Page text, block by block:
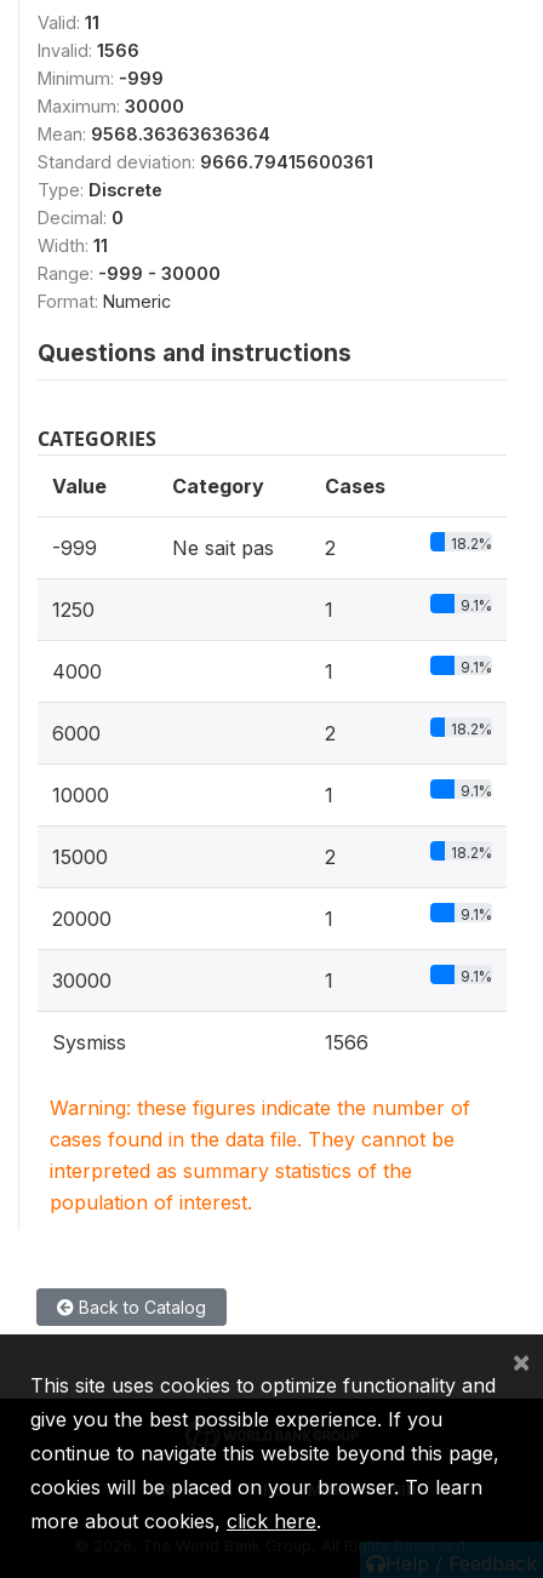
Valid: 11
Invalid: 1566
Minimum: -999
Maximum: 30000
Mean: 9568.36363636364
Standard deviation: 9666.79415600361
Type: Discrete
Decimal: 0
Width: 11
Range: -999 - 30000
Format: Numeric
Questions and instructions
CATEGORIES
Value Category Cases
-999 Ne sait pas 2 18.2%
1250 1 9.1%
4000 1 9.1%
6000 2 18.2%
10000 1 9.1%
15000 2 18.2%
20000 1 9.1%
30000 1 9.1%
Sysmiss 1566
Warning: these figures indicate the number of
cases found in the data file. They cannot be
interpreted as summary statistics of the
population of interest.
Back to Catalog
Help / Feedback
IBRD IDA IFC MIGA ICSID
2026, The World Bank Group, All Rights Reserved.
This site uses cookies to optimize functionality and
give you the best possible experience. If you
continue to navigate this website beyond this page,
cookies will be placed on your browser. To learn
more about cookies, click here.
×